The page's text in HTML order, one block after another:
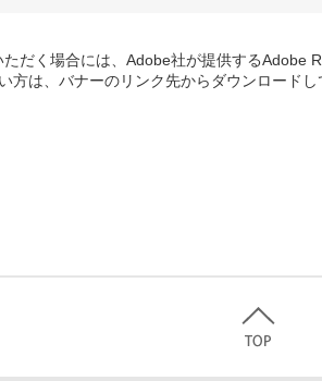
だく場合には、Adobe社が提供するAdobe
方は、バナーのリンク先からダウンロードし